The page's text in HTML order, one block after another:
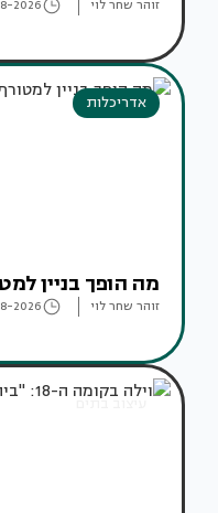
זוהר שחר לוי 2026
אדריכלות
מה הופך בניין
זוהר שחר לוי 2026
עיצוב בתים